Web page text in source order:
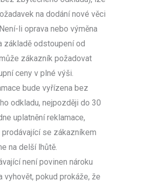
na dodání nové věci
li oprava nebo výměna
základě odstoupení od
zákazník požadovat
ceny v plné výši.
bude vyřízena bez
odkladu, nejpozději do 30
uplatnění reklamace,
se zákazníkem
na delší lhůtě.
není povinen nároku
vyhovět, pokud prokáže, že